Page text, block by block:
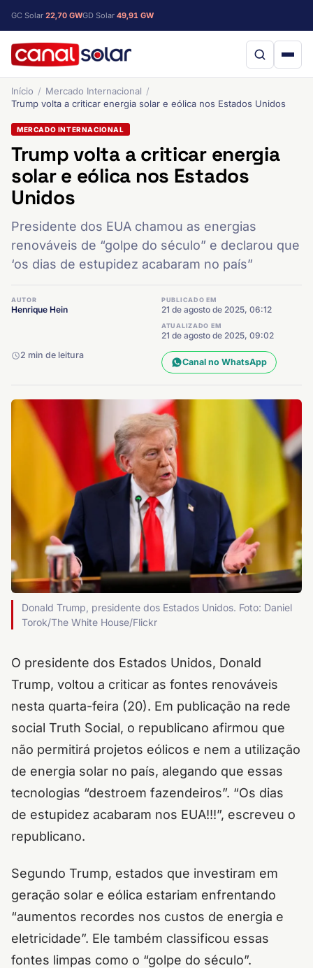
GC Solar 22,70 GWGD Solar 49,91 GW
Início
Mercado Internacional
Trump volta a criticar energia solar e eólica nos Estados Unidos
MERCADO INTERNACIONAL
Trump volta a criticar energia
solar e eólica nos Estados
Unidos
Presidente dos EUA chamou as energias
renováveis de “golpe do século” e declarou que
‘os dias de estupidez acabaram no país”
AUTOR
Henrique Hein
PUBLICADO EM
21 de agosto de 2025, 06:12
ATUALIZADO EM
21 de agosto de 2025, 09:02
2 min de leitura
Canal no WhatsApp
Donald Trump, presidente dos Estados Unidos. Foto: Daniel
Torok/The White House/Flickr
O presidente dos Estados Unidos, Donald
Trump, voltou a criticar as fontes renováveis
nesta quarta-feira (20). Em publicação na rede
social Truth Social, o republicano afirmou que
não permitirá projetos eólicos e nem a utilização
de energia solar no país, alegando que essas
tecnologias “destroem fazendeiros”. “Os dias
de estupidez acabaram nos EUA!!!”, escreveu o
republicano.
Segundo Trump, estados que investiram em
geração solar e eólica estariam enfrentando
“aumentos recordes nos custos de energia e
eletricidade”. Ele também classificou essas
fontes limpas como o “golpe do século”.